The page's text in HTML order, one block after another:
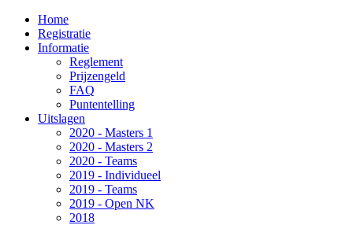
Home
Registratie
Informatie
Reglement
Prijzengeld
FAQ
Puntentelling
Uitslagen
2020 - Masters 1
2020 - Masters 2
2020 - Teams
2019 - Individueel
2019 - Teams
2019 - Open NK
2018